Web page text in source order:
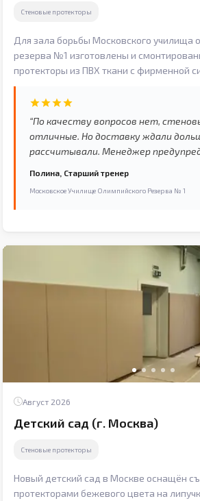
Стеновые протекторы
Для зала борьбы Московского училища
резерва №1 изготовлены и
протекторы из ПВХ ткани с фирменной
Olympic College №1.
“По качеству вопросов нет,
отличные. Но доставку ждали
рассчитывали. Менеджер
немного неудобно, сроки были
Полина, Старший тренер
Московское Училище Олимпийского Резерва № 1
Август 2026
Детский сад (г. Москва)
Стеновые протекторы
Новый детский сад в Москве оснащён
протекторами бежевого цвета на